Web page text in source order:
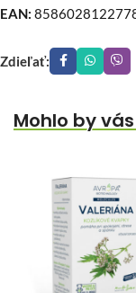
EAN:
Zdieľať:
Mohlo by